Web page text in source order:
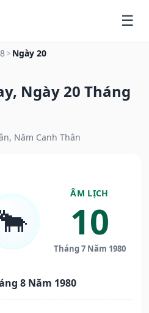
> Ngày 20
Ngày 20 Tháng
Năm Canh Thân
🐂
ÂM LỊCH
10
Tháng 7 Năm 1980
8 Năm 1980